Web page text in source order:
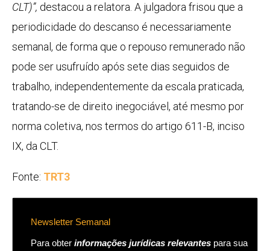
CLT)”, destacou a relatora. A julgadora frisou que a
periodicidade do descanso é necessariamente
semanal, de forma que o repouso remunerado não
pode ser usufruído após sete dias seguidos de
trabalho, independentemente da escala praticada,
tratando-se de direito inegociável, até mesmo por
norma coletiva, nos termos do artigo 611-B, inciso
IX, da CLT.
Fonte: TRT3
Newsletter Semanal
Para obter informações jurídicas relevantes para sua